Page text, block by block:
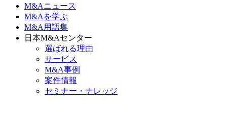
M&Aニュース
M&Aを学ぶ
M&A用語集
日本M&Aセンター
選ばれる理由
サービス
M&A事例
案件情報
セミナー・ナレッジ